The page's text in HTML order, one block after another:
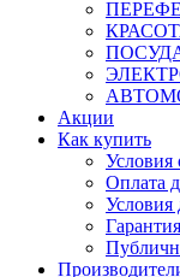
Акции
Как купить
Условия
Оплата
Условия